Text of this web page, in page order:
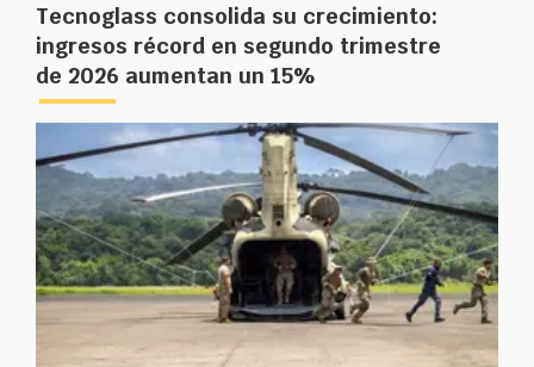
Tecnoglass consolida su crecimiento:
ingresos récord en segundo trimestre
de 2026 aumentan un 15%